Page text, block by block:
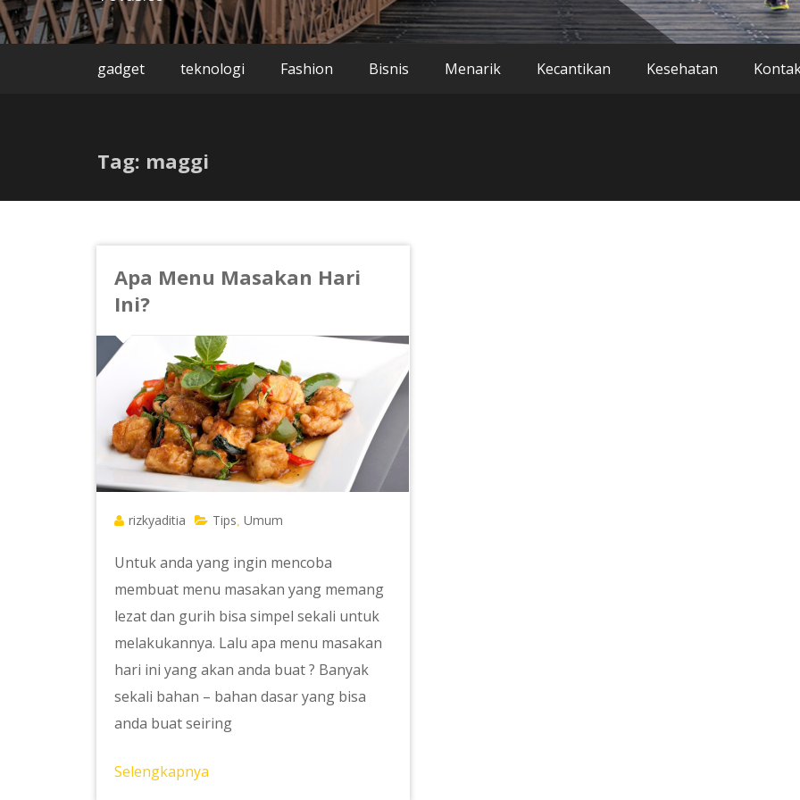
gadget teknologi Fashion Bisnis Menarik Kecantikan Kesehatan
Tag: maggi
Apa Menu Masakan Hari
Ini?
rizkyaditia Tips Umum
Untuk anda yang ingin mencoba
membuat menu masakan yang memang
lezat dan gurih bisa simpel sekali untuk
melakukannya. Lalu apa menu masakan
hari ini yang akan anda buat ? Banyak
sekali bahan – bahan dasar yang bisa
anda buat seiring
Selengkapnya